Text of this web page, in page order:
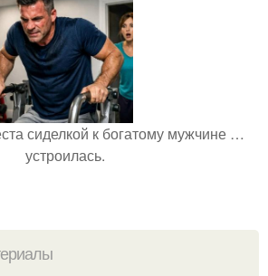
сиделкой к богатому мужчине …
устроилась.